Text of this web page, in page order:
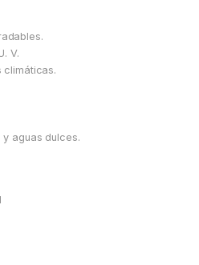
V.
climáticas.
y aguas dulces.